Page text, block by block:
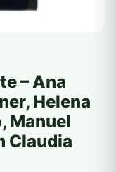
– Ana
Helena
Manuel
Claudia